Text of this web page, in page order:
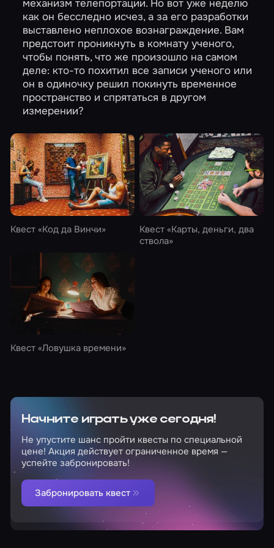
механизм телепортации. Но вот уже неделю
как он бесследно исчез, а за его разработки
выставлено неплохое вознаграждение. Вам
предстоит проникнуть в комнату ученого,
чтобы понять, что же произошло на самом
деле: кто-то похитил все записи ученого или
он в одиночку решил покинуть временное
пространство и спрятаться в другом
измерении?
Квест «Код да Винчи» Квест «Карты, деньги, два
ствола»
Квест «Ловушка времени»
Начните играть уже сегодня!
Не упустите шанс пройти квесты по специальной
цене! Акция действует ограниченное время —
успейте забронировать!
Забронировать квест